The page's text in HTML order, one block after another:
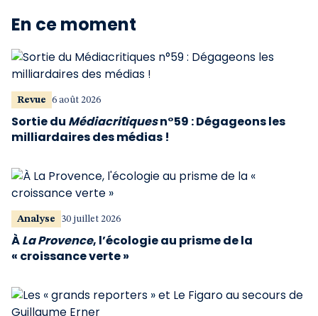
En ce moment
Revue 6 août 2026
Sortie du Médiacritiquesn°59 : Dégageons les
milliardaires des médias !
Analyse 30 juillet 2026
ÀLa Provence, l’écologie au prisme de la
« croissance verte »